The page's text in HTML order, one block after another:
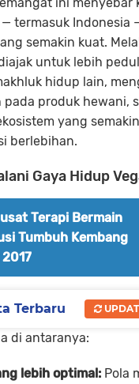
termasuk Indonesia
semakin kuat.
untuk lebih
hidup lain,
produk hewani,
yang
berlebihan.
Gaya Hidup
Terapi Bermain
Tumbuh Kembang
hanya sekadar
membawa banyak
di antaranya:
lebih optimal: Pola
Terbaru